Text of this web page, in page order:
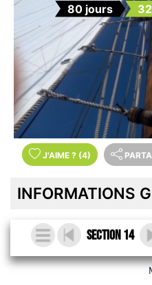
80 jours
J'AIME ? (4)
INFORMATIONS
Section 14